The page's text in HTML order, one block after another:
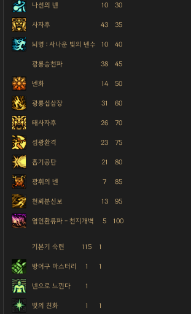
나선의 넨 10 30
사자후 43 35
뇌명 : 사나운 빛의 넨수 10 40
광룡승천파 38 45
넨화 14 50
광룡십삼장 31 60
태사자후 26 70
섬광환격 23 75
흡기공탄 21 80
광휘의 넨 7 85
천뢰분신보 13 95
염인환류파 - 천지개벽 5 100
기본기 숙련 115 1
방어구 마스터리 1 1
넨으로 느낀다 1
빛의 친화 1 1